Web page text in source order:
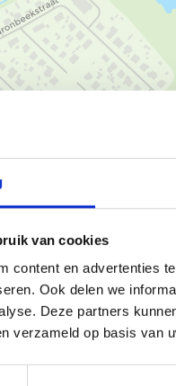
van cookies
content en advertenties
Ook delen we
Deze partners
verzameld op basis van
tijdens je loopje kan
oog springend gebied is
oog is, met zijn
afstanden: